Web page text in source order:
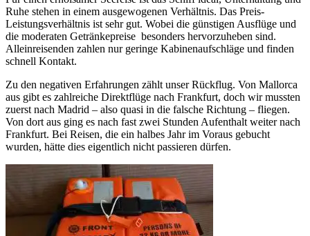
Ruhe stehen in einem ausgewogenen Verhältnis. Das Preis-
Leistungsverhältnis ist sehr gut. Wobei die günstigen Ausflüge und
die moderaten Getränkepreise besonders hervorzuheben sind.
Alleinreisenden zahlen nur geringe Kabinenaufschläge und finden
schnell Kontakt.
Zu den negativen Erfahrungen zählt unser Rückflug. Von Mallorca
aus gibt es zahlreiche Direktflüge nach Frankfurt, doch wir mussten
zuerst nach Madrid – also quasi in die falsche Richtung – fliegen.
Von dort aus ging es nach fast zwei Stunden Aufenthalt weiter nach
Frankfurt. Bei Reisen, die ein halbes Jahr im Voraus gebucht
wurden, hätte dies eigentlich nicht passieren dürfen.